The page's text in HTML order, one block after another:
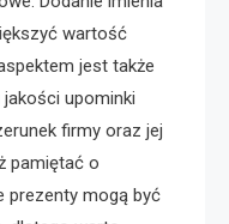
wartość
jest także
upominki
firmy oraz jej
pamiętać o
prezenty mogą być